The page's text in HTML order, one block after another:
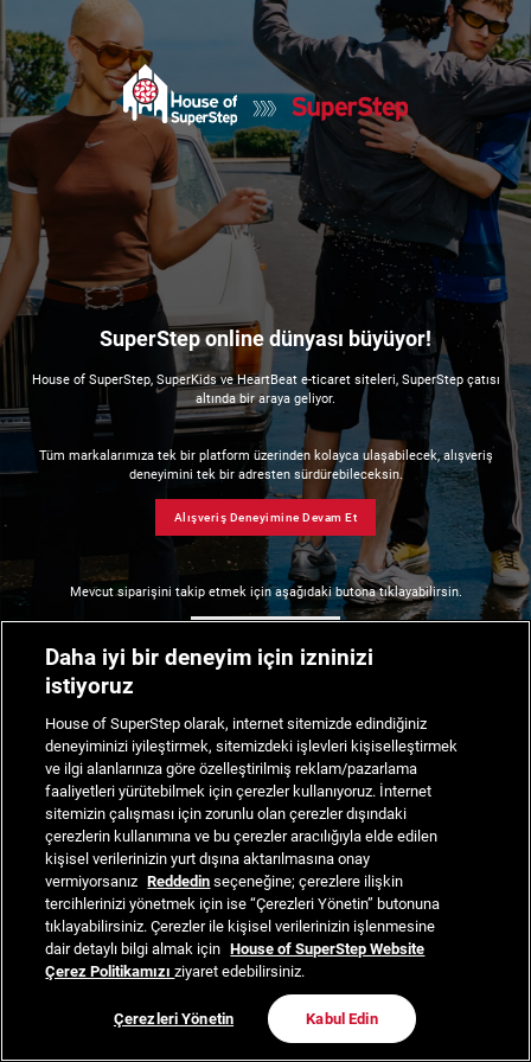
SuperStep online dünyası büyüyor!
House of SuperStep, SuperKids ve HeartBeat e-ticaret siteleri, SuperStep çatısı
altında bir araya geliyor.
Tüm markalarımıza tek bir platform üzerinden kolayca ulaşabilecek, alışveriş
deneyimini tek bir adresten sürdürebileceksin.
Alışveriş Deneyimine Devam Et
Mevcut siparişini takip etmek için aşağıdaki butona tıklayabilirsin.
Daha iyi bir deneyim için izninizi
istiyoruz
House of SuperStep olarak, internet sitemizde edindiğiniz
deneyiminizi iyileştirmek, sitemizdeki işlevleri kişiselleştirmek
ve ilgi alanlarınıza göre özelleştirilmiş reklam/pazarlama
faaliyetleri yürütebilmek için çerezler kullanıyoruz. İnternet
sitemizin çalışması için zorunlu olan çerezler dışındaki
çerezlerin kullanımına ve bu çerezler aracılığıyla elde edilen
kişisel verilerinizin yurt dışına aktarılmasına onay
vermiyorsanız Reddedin seçeneğine; çerezlere ilişkin
tercihlerinizi yönetmek için ise “Çerezleri Yönetin” butonuna
tıklayabilirsiniz. Çerezler ile kişisel verilerinizin işlenmesine
dair detaylı bilgi almak için House of SuperStep Website
Çerez Politikamızıziyaret edebilirsiniz.
Çerezleri Yönetin Kabul Edin